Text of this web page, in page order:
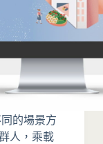
的場景方
人，乘載